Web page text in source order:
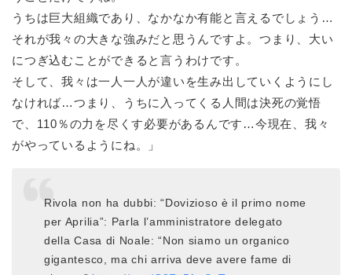
うちは巨大組織であり、なかなか有能と言えるでしょう…
それが我々の大きな強みだと思うんですよ。つまり、大い
につぎ込むことができると言うわけです。
そして、我々は一人一人が違いを生み出していくようにし
なければ…つまり、うちに入ってくる人間は決死の覚悟
で、110％の力を尽くす必要があるんです…今現在、我々
がやっているようにね。」
Rivola non ha dubbi: “Dovizioso è il primo nome
per Aprilia”: Parla l’amministratore delegato
della Casa di Noale: “Non siamo un organico
gigantesco, ma chi arriva deve avere fame di